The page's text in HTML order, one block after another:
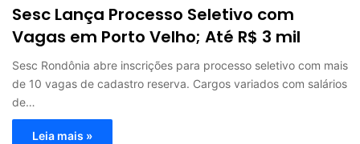
Sesc Lança Processo Seletivo com
Vagas em Porto Velho; Até R$ 3 mil
Sesc Rondônia abre inscrições para processo seletivo com mais
de 10 vagas de cadastro reserva. Cargos variados com salários
de…
Leia mais »